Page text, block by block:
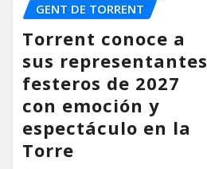
GENT DE TORRENT
Torrent conoce a
sus representantes
festeros de 2027
con emoción y
espectáculo en la
Torre